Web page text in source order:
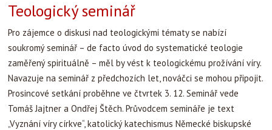
Teologický seminář
Pro zájemce o diskusi nad teologickými tématy se nabízí
soukromý seminář – de facto úvod do systematické teologie
zaměřený spirituálně – měl by vést k teologickému prožívání víry.
Navazuje na seminář z předchozích let, nováčci se mohou připojit.
Prosincové setkání proběhne ve čtvrtek 3. 12. Seminář vede
Tomáš Jajtner a Ondřej Štěch. Průvodcem semináře je text
„Vyznání víry církve“, katolický katechismus Německé biskupské